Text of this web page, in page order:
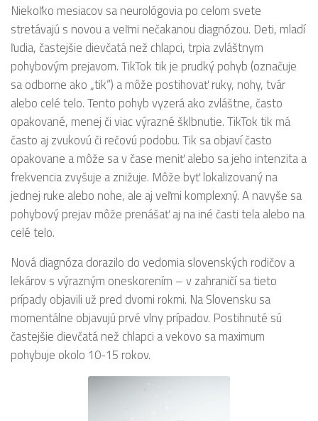
Niekoľko mesiacov sa neurológovia po celom svete
stretávajú s novou a veľmi nečakanou diagnózou. Deti, mladí
ľudia, častejšie dievčatá než chlapci, trpia zvláštnym
pohybovým prejavom. TikTok tik je prudký pohyb (označuje
sa odborne ako „tik“) a môže postihovať ruky, nohy, tvár
alebo celé telo. Tento pohyb vyzerá ako zvláštne, často
opakované, menej či viac výrazné šklbnutie. TikTok tik má
často aj zvukovú či rečovú podobu. Tik sa objaví často
opakovane a môže sa v čase meniť alebo sa jeho intenzita a
frekvencia zvyšuje a znižuje. Môže byť lokalizovaný na
jednej ruke alebo nohe, ale aj veľmi komplexný. A navyše sa
pohybový prejav môže prenášať aj na iné časti tela alebo na
celé telo.
Nová diagnóza dorazilo do vedomia slovenských rodičov a
lekárov s výrazným oneskorením – v zahraničí sa tieto
prípady objavili už pred dvomi rokmi. Na Slovensku sa
momentálne objavujú prvé vlny prípadov. Postihnuté sú
častejšie dievčatá než chlapci a vekovo sa maximum
pohybuje okolo 10-15 rokov.